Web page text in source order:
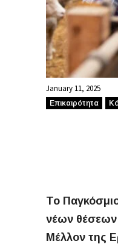
January 11, 2025
Επικαιρότητα
Το
νέων θέσεων
Μέλλον της